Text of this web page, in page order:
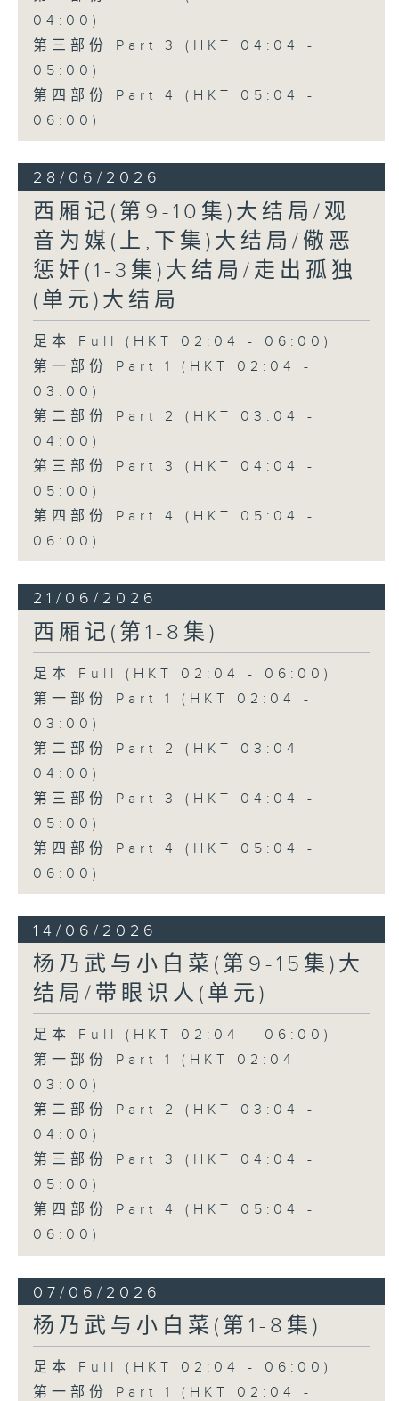
04:00)
第三部份 Part 3 (HKT 04:04 -
05:00)
第四部份 Part 4 (HKT 05:04 -
06:00)
28/06/2026
西厢记(第9-10集)大结局/观
音为媒(上,下集)大结局/儆恶
惩奸(1-3集)大结局/走出孤独
(单元)大结局
足本 Full (HKT 02:04 - 06:00)
第一部份 Part 1 (HKT 02:04 -
03:00)
第二部份 Part 2 (HKT 03:04 -
04:00)
第三部份 Part 3 (HKT 04:04 -
05:00)
第四部份 Part 4 (HKT 05:04 -
06:00)
21/06/2026
西厢记(第1-8集)
足本 Full (HKT 02:04 - 06:00)
第一部份 Part 1 (HKT 02:04 -
03:00)
第二部份 Part 2 (HKT 03:04 -
04:00)
第三部份 Part 3 (HKT 04:04 -
05:00)
第四部份 Part 4 (HKT 05:04 -
06:00)
14/06/2026
杨乃武与小白菜(第9-15集)大
结局/带眼识人(单元)
足本 Full (HKT 02:04 - 06:00)
第一部份 Part 1 (HKT 02:04 -
03:00)
第二部份 Part 2 (HKT 03:04 -
04:00)
第三部份 Part 3 (HKT 04:04 -
05:00)
第四部份 Part 4 (HKT 05:04 -
06:00)
07/06/2026
杨乃武与小白菜(第1-8集)
足本 Full (HKT 02:04 - 06:00)
第一部份 Part 1 (HKT 02:04 -